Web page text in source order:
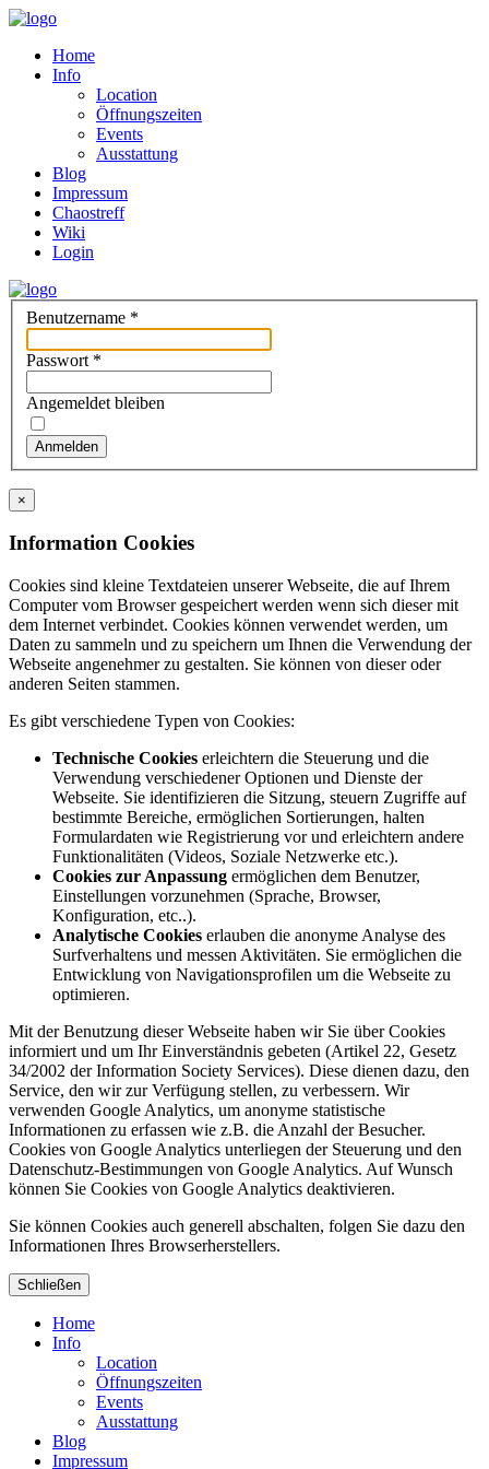
Home
Info
Location
Öffnungszeiten
Events
Ausstattung
Blog
Impressum
Chaostreff
Wiki
Login
Benutzername *
Passwort *
Angemeldet bleiben
Anmelden
×
Information Cookies
Cookies sind kleine Textdateien unserer Webseite, die auf Ihrem
Computer vom Browser gespeichert werden wenn sich dieser mit
dem Internet verbindet. Cookies können verwendet werden, um
Daten zu sammeln und zu speichern um Ihnen die Verwendung der
Webseite angenehmer zu gestalten. Sie können von dieser oder
anderen Seiten stammen.
Es gibt verschiedene Typen von Cookies:
Technische Cookies erleichtern die Steuerung und die
Verwendung verschiedener Optionen und Dienste der
Webseite. Sie identifizieren die Sitzung, steuern Zugriffe auf
bestimmte Bereiche, ermöglichen Sortierungen, halten
Formulardaten wie Registrierung vor und erleichtern andere
Funktionalitäten (Videos, Soziale Netzwerke etc.).
Cookies zur Anpassung ermöglichen dem Benutzer,
Einstellungen vorzunehmen (Sprache, Browser,
Konfiguration, etc..).
Analytische Cookies erlauben die anonyme Analyse des
Surfverhaltens und messen Aktivitäten. Sie ermöglichen die
Entwicklung von Navigationsprofilen um die Webseite zu
optimieren.
Mit der Benutzung dieser Webseite haben wir Sie über Cookies
informiert und um Ihr Einverständnis gebeten (Artikel 22, Gesetz
34/2002 der Information Society Services). Diese dienen dazu, den
Service, den wir zur Verfügung stellen, zu verbessern. Wir
verwenden Google Analytics, um anonyme statistische
Informationen zu erfassen wie z.B. die Anzahl der Besucher.
Cookies von Google Analytics unterliegen der Steuerung und den
Datenschutz-Bestimmungen von Google Analytics. Auf Wunsch
können Sie Cookies von Google Analytics deaktivieren.
Sie können Cookies auch generell abschalten, folgen Sie dazu den
Informationen Ihres Browserherstellers.
Schließen
Home
Info
Location
Öffnungszeiten
Events
Ausstattung
Blog
Impressum